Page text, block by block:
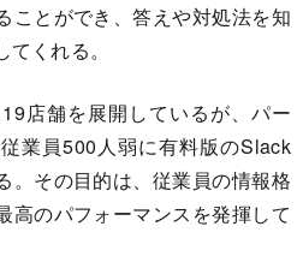
ことができ、答えや対処法を知
くれる。
店舗を展開しているが、パー
業員500人弱に有料版のSlack
。その目的は、従業員の情報格
高のパフォーマンスを発揮して